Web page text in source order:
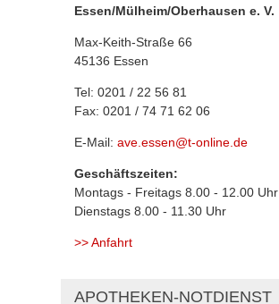
Essen/Mülheim/Oberhausen e. V.
Max-Keith-Straße 66
45136 Essen
Tel: 0201 / 22 56 81
Fax: 0201 / 74 71 62 06
E-Mail:ave.essen@t-online.de
Geschäftszeiten:
Montags - Freitags 8.00 - 12.00 Uhr
Dienstags 8.00 - 11.30 Uhr
>> Anfahrt
APOTHEKEN-NOTDIENST